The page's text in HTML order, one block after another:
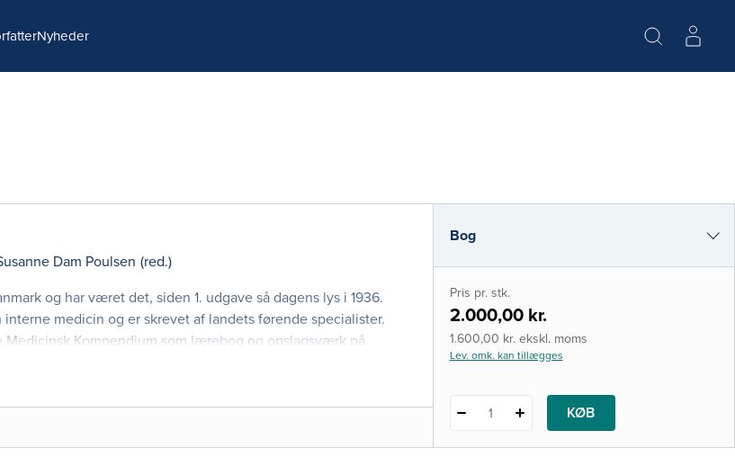
Nyheder
Dam Poulsen (red.)
og har været det, siden 1. udgave så dagens lys i 1936.
medicin og er skrevet af landets førende specialister.
Kompendium som lærebog og opslagsværk på
Bog
e-bog (epub3)
i-bog
Pris pr. stk.
2.000,00 kr.
1.600,00 kr. ekskl. moms
Lev. omk. kan tillægges
1 KØB